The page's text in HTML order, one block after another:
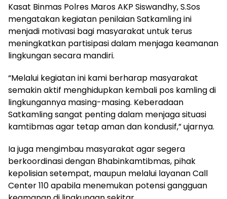
Kasat Binmas Polres Maros AKP Siswandhy, S.Sos
mengatakan kegiatan penilaian Satkamling ini
menjadi motivasi bagi masyarakat untuk terus
meningkatkan partisipasi dalam menjaga keamanan
lingkungan secara mandiri.
“Melalui kegiatan ini kami berharap masyarakat
semakin aktif menghidupkan kembali pos kamling di
lingkungannya masing-masing. Keberadaan
Satkamling sangat penting dalam menjaga situasi
kamtibmas agar tetap aman dan kondusif,” ujarnya.
Ia juga mengimbau masyarakat agar segera
berkoordinasi dengan Bhabinkamtibmas, pihak
kepolisian setempat, maupun melalui layanan Call
Center 110 apabila menemukan potensi gangguan